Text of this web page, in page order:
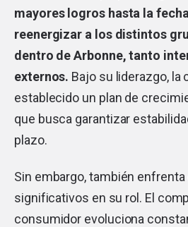
mayores logros hasta la
reenergizar a los distintos
dentro de Arbonne, tanto
externos. Bajo su liderazgo, la
establecido un plan de
que busca garantizar
plazo.
Sin embargo, también
significativos en su rol. El
consumidor evoluciona